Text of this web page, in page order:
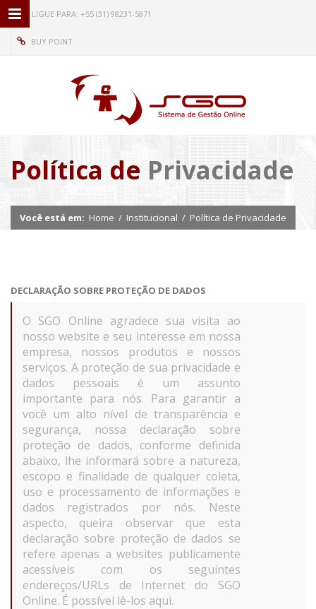
MENU PRINCIPAL
INSTITUCIONAL
LIGUE PARA: +55 (31) 98231-5871
BUY POINT
Política de Privacidade
Você está em: Home / Institucional / Política de Privacidade
DECLARAÇÃO SOBRE PROTEÇÃO DE DADOS
O SGO Online agradece sua visita ao
nosso website e seu interesse em nossa
empresa, nossos produtos e nossos
serviços. A proteção de sua privacidade e
dados pessoais é um assunto
importante para nós. Para garantir a
você um alto nível de transparência e
segurança, nossa declaração sobre
proteção de dados, conforme definida
abaixo, lhe informará sobre a natureza,
escopo e finalidade de qualquer coleta,
uso e processamento de informações e
dados registrados por nós. Neste
aspecto, queira observar que esta
declaração sobre proteção de dados se
refere apenas a websites publicamente
acessíveis com os seguintes
endereços/URLs de Internet do SGO
Online. É possível lê-los aqui.